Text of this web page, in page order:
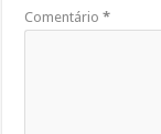
Comentário*